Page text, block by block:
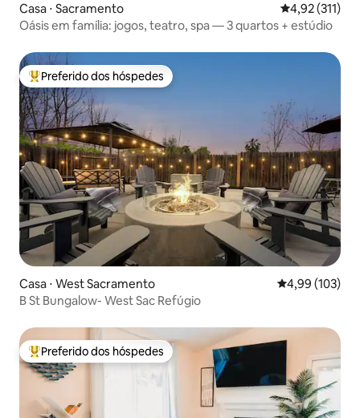
Casa ⋅ Sacramento 4,92 de uma
4,92 (311)
Oásis em família: jogos, teatro, spa — 3 quartos + estúdio
Entre os melhores preferidos dos hóspedes
Preferido dos hóspedes
Casa ⋅ West Sacramento 4,99 de uma
4,99 (103)
B St Bungalow- West Sac Refúgio
Entre os melhores preferidos dos hóspedes
Preferido dos hóspedes